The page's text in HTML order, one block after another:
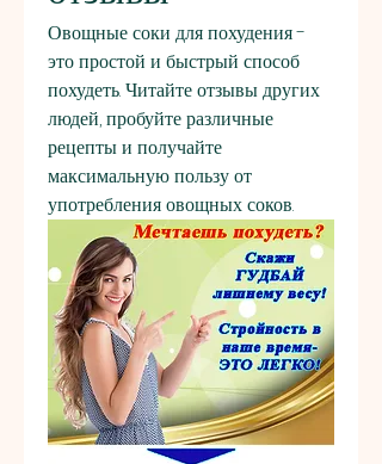
Овощные соки для похудения -
это простой и быстрый способ
похудеть. Читайте отзывы других
людей, пробуйте различные
рецепты и получайте
максимальную пользу от
употребления овощных соков.